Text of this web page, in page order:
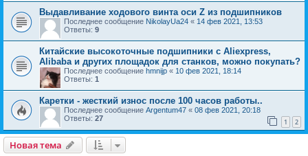
Выдавливание ходового винта оси Z из подшипников
Последнее сообщение NikolayUa24 « 14 фев 2021, 13:53
Ответы: 9
Китайские высокоточные подшипники с Aliexpress,
Alibaba и других площадок для станков, можно покупать?
Последнее сообщение hmnijp « 10 фев 2021, 18:14
Ответы: 1
Каретки - жесткий износ после 100 часов работы..
Последнее сообщение Argentum47 « 08 фев 2021, 20:18
Ответы: 27 1 2
Новая тема